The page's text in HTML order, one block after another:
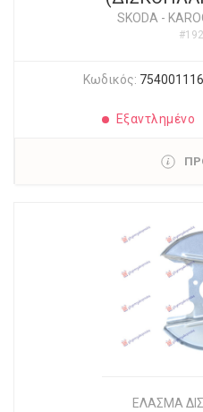
SKODA -
Κωδικός: 754001116
Εξαντλημένο
ΕΛΑΣΜΑ